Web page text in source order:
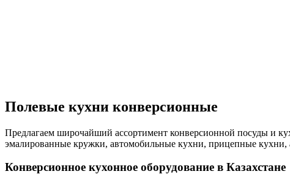
Полевые кухни конверсионные
Предлагаем широчайший ассортимент конверсионной посуды и
эмалированные кружки, автомобильные кухни, прицепные
Конверсионное кухонное оборудование в Казахстане